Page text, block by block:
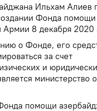
Ильхам Алиев
Фонда помощи
8 декабря 2020
о Фонде, его
за счет
и
министерство
помощи